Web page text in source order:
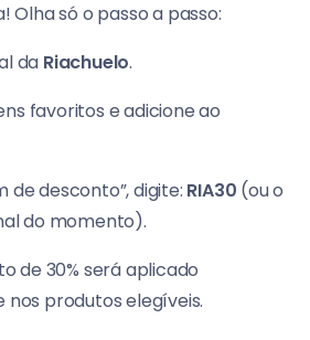
Olha só o passo a passo:
da Riachuelo.
favoritos e adicione ao
de desconto”, digite: RIA30 (ou o
do momento).
de 30% será aplicado
produtos elegíveis.